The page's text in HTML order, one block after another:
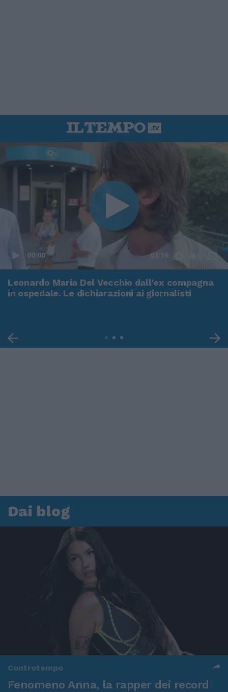
00:00 01:16
Leonardo Maria Del Vecchio dall'ex compagna
in ospedale. Le dichiarazioni ai giornalisti
Dai blog
Controtempo
Fenomeno Anna, la rapper dei record